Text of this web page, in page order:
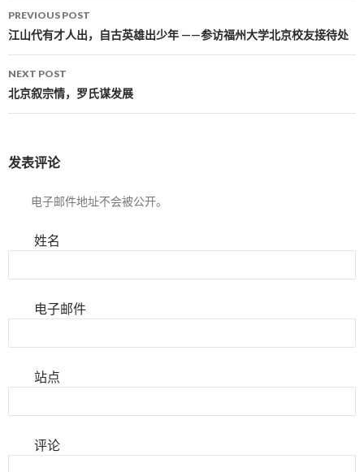
Post navigation
PREVIOUS POST
江山代有才人出，自古英雄出少年 ——参访福州大学北京校友接待处
NEXT POST
北京叙宗情，罗氏谋发展
发表评论
电子邮件地址不会被公开。
姓名
电子邮件
站点
评论